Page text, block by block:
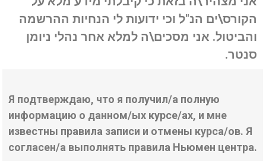
הקורס\ים הנ"ל וכי ידועות לי הנחיות ההרשמה
והביטול. אני מסכים\ה למלא אחר נהלי ניומן
סנטר.
Я подтверждаю, что я получил/а полную
информацию о данном/ых курсе/ах, и мне
известны правила записи и отмены курса/ов. Я
согласен/а выполнять правила Ньюмен центра.